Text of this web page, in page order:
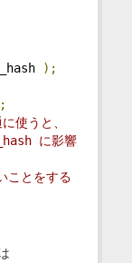
);
;
使うと、
に影響
ことをする